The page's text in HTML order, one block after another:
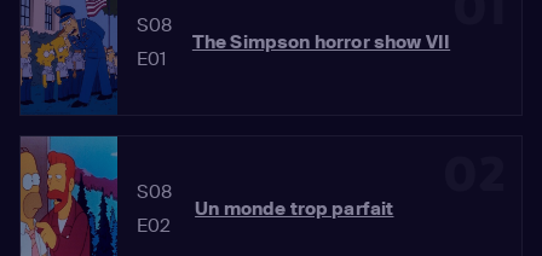
S08
E01
The Simpson horror show VII
S08
E02
Un monde trop parfait